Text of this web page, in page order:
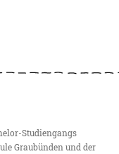
Studiengangs
Graubünden und der